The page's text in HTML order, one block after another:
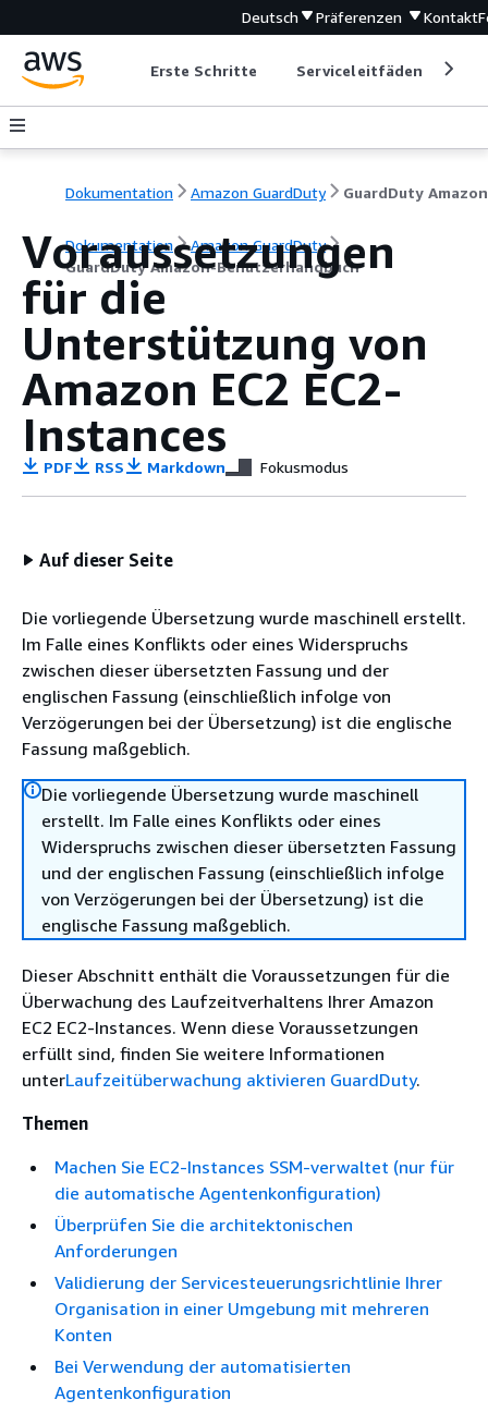
Deutsch Präferenzen Kontakt
Erste Schritte Serviceleitfäden
Dokumentation Amazon GuardDuty
Dokumentation
Amazon GuardDuty
GuardDuty Amazon-Benutzerhandbuch
Voraussetzungen
für die
Unterstützung von
Amazon EC2 EC2-
Instances
PDF RSS Markdown Fokusmodus
Auf dieser Seite
Die vorliegende Übersetzung wurde maschinell erstellt.
Im Falle eines Konflikts oder eines Widerspruchs
zwischen dieser übersetzten Fassung und der
englischen Fassung (einschließlich infolge von
Verzögerungen bei der Übersetzung) ist die englische
Fassung maßgeblich.
Die vorliegende Übersetzung wurde maschinell
erstellt. Im Falle eines Konflikts oder eines
Widerspruchs zwischen dieser übersetzten Fassung
und der englischen Fassung (einschließlich infolge
von Verzögerungen bei der Übersetzung) ist die
englische Fassung maßgeblich.
Dieser Abschnitt enthält die Voraussetzungen für die
Überwachung des Laufzeitverhaltens Ihrer Amazon
EC2 EC2-Instances. Wenn diese Voraussetzungen
erfüllt sind, finden Sie weitere Informationen
unterLaufzeitüberwachung aktivieren GuardDuty.
Themen
Machen Sie EC2-Instances SSM-verwaltet (nur für
die automatische Agentenkonfiguration)
Überprüfen Sie die architektonischen
Anforderungen
Validierung der Servicesteuerungsrichtlinie Ihrer
Organisation in einer Umgebung mit mehreren
Konten
Bei Verwendung der automatisierten
Agentenkonfiguration